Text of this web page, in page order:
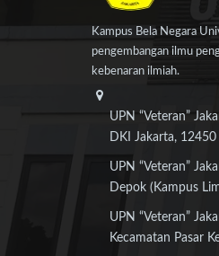
Kampus Bela Negara
pengembangan ilmu
kebenaran ilmiah.
UPN “Veteran”
DKI Jakarta, 12450
UPN “Veteran”
Depok (Kampus
UPN “Veteran”
Kecamatan Pasar